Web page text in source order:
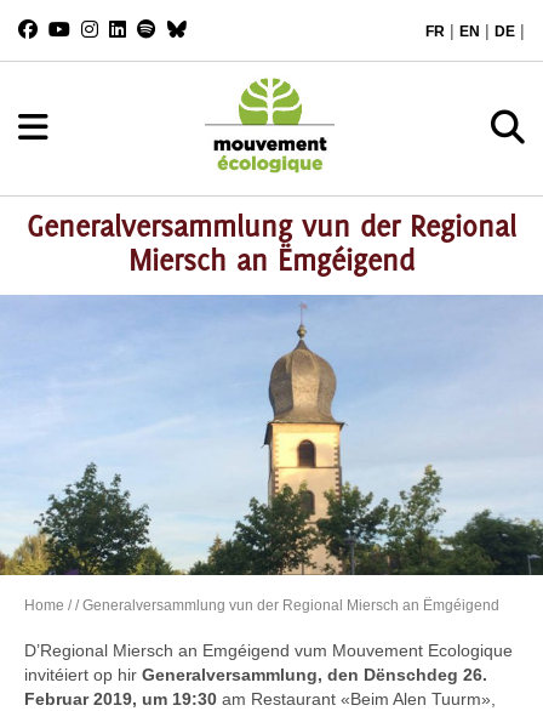
FR | EN | DE |
Generalversammlung vun der Regional
Miersch an Ëmgéigend
Home // Generalversammlung vun der Regional Miersch an Ëmgéigend
D’Regional Miersch an Emgéigend vum Mouvement Ecologique
invitéiert op hir Generalversammlung, den Dënschdeg 26.
Februar 2019, um 19:30 am Restaurant «Beim Alen Tuurm»,